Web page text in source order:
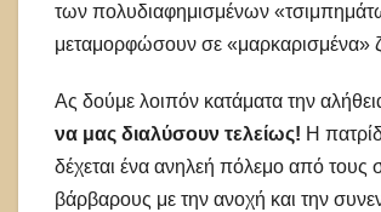
των πολυδιαφημισμένων
μεταμορφώσουν σε «μαρκαρισμένα»
Ας δούμε λοιπόν κατάματα την
να μας διαλύσουν τελείως! Η
δέχεται ένα ανηλεή πόλεμο από τους
βάρβαρους με την ανοχή και την